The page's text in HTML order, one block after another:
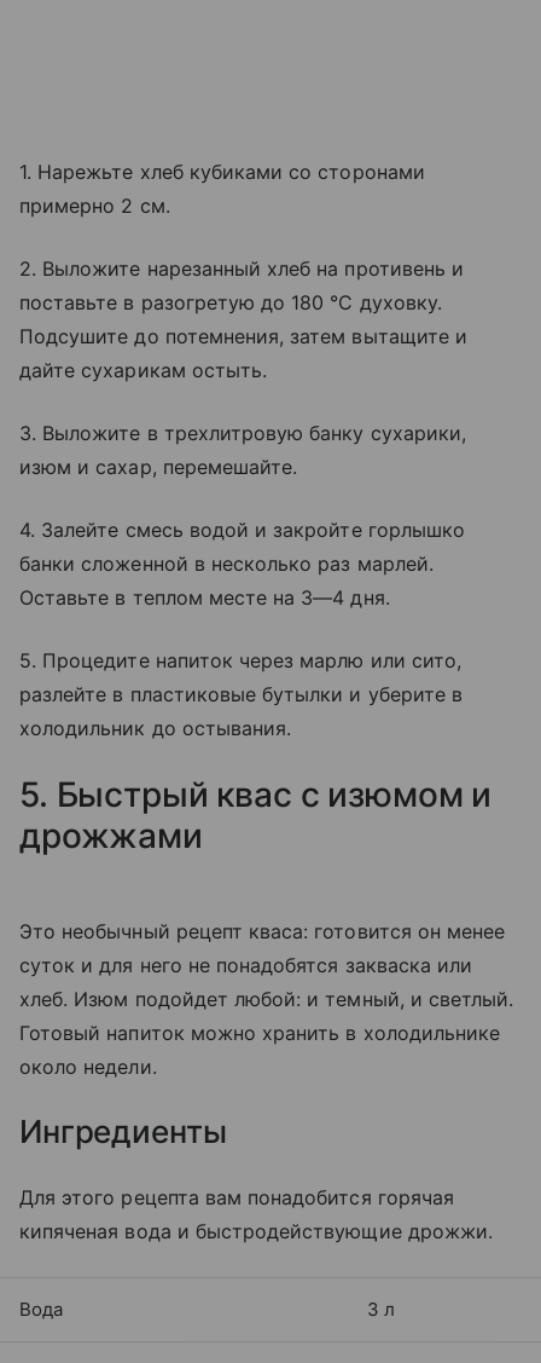
1. Нарежьте хлеб кубиками со сторонами
примерно 2 см.
2. Выложите нарезанный хлеб на противень и
поставьте в разогретую до 180 °C духовку.
Подсушите до потемнения, затем вытащите и
дайте сухарикам остыть.
3. Выложите в трехлитровую банку сухарики,
изюм и сахар, перемешайте.
4. Залейте смесь водой и закройте горлышко
банки сложенной в несколько раз марлей.
Оставьте в теплом месте на 3—4 дня.
5. Процедите напиток через марлю или сито,
разлейте в пластиковые бутылки и уберите в
холодильник до остывания.
5. Быстрый квас с изюмом и
дрожжами
Это необычный рецепт кваса: готовится он менее
суток и для него не понадобятся закваска или
хлеб. Изюм подойдет любой: и темный, и светлый.
Готовый напиток можно хранить в холодильнике
около недели.
Ингредиенты
Для этого рецепта вам понадобится горячая
кипяченая вода и быстродействующие дрожжи.
Вода 3 л